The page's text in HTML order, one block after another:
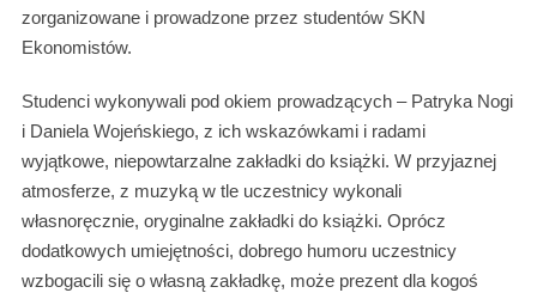
zorganizowane i prowadzone przez studentów SKN
Ekonomistów.
Studenci wykonywali pod okiem prowadzących – Patryka Nogi
i Daniela Wojeńskiego, z ich wskazówkami i radami
wyjątkowe, niepowtarzalne zakładki do książki. W przyjaznej
atmosferze, z muzyką w tle uczestnicy wykonali
własnoręcznie, oryginalne zakładki do książki. Oprócz
dodatkowych umiejętności, dobrego humoru uczestnicy
wzbogacili się o własną zakładkę, może prezent dla kogoś